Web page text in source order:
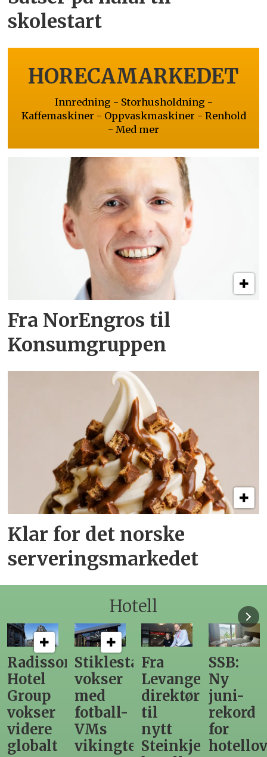
skolestart
HORECAMARKEDET
Innredning - Storhusholdning -
Kaffemaskiner - Oppvaskmaskiner - Renhold
- Med mer
Fra NorEngros til
Konsumgruppen
Klar for det norske
serveringsmarkedet
Hotell
Stiklestad
vokser
med
fotball-
VMs
vikingtematikk
Fra
Levanger-
direktør
til
nytt
Steinkjer-
SSB:
Ny
juni-
rekord
for
Elendig
gir
utslag
for